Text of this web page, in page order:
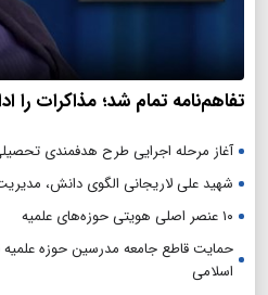
تفاهم‌نامه تمام شد؛ مذاکرات را
آغاز مرحله اجرایی طرح هدفمندی
شهید علی لاریجانی الگوی دانش،
۱۰ عنصر اصلی هویتی حوزه‌های علمیه
حمایت قاطع جامعه مدرسین حوزه علمیه
اسلامی